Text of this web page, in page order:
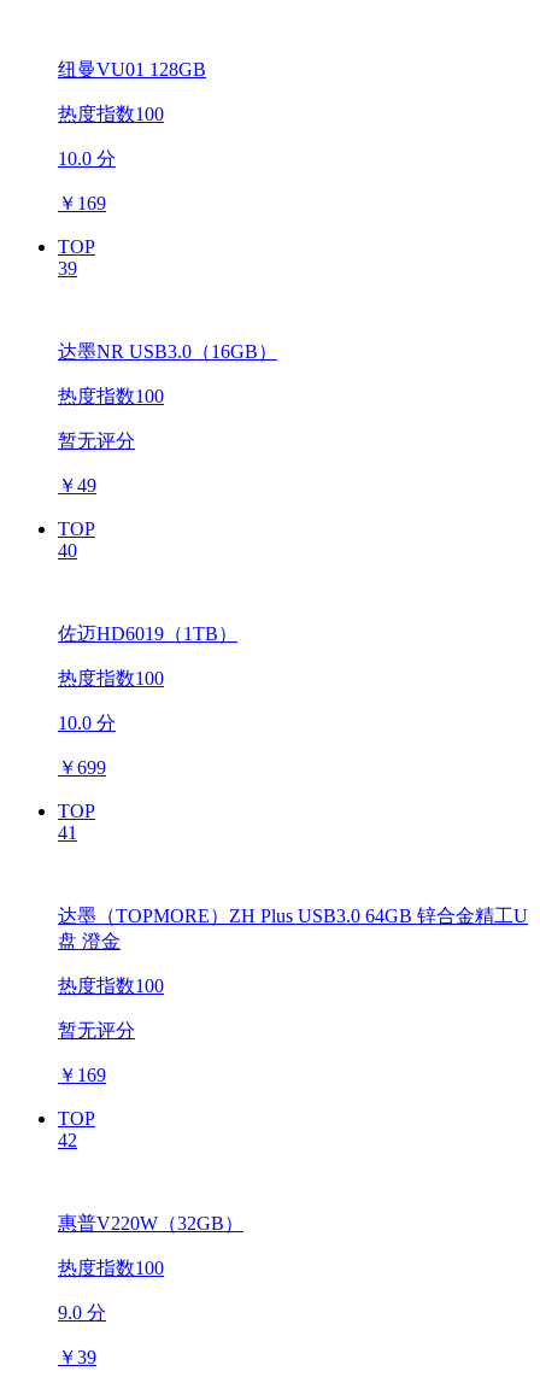
纽曼VU01 128GB
热度指数100
10.0 分
￥ 169
TOP
39
达墨NR USB3.0（16GB）
热度指数100
暂无评分
￥49
TOP
40
佐迈HD6019（1TB）
热度指数100
10.0 分
￥699
TOP
41
达墨（TOPMORE）ZH Plus USB3.0 64GB 锌合金精工U
盘 澄金
热度指数100
暂无评分
￥ 169
TOP
42
惠普V220W（32GB）
热度指数100
9.0 分
￥39